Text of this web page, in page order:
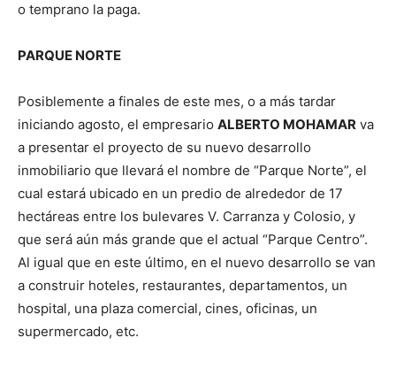
o temprano la paga.
PARQUE NORTE
Posiblemente a finales de este mes, o a más tardar
iniciando agosto, el empresario ALBERTO MOHAMAR va
a presentar el proyecto de su nuevo desarrollo
inmobiliario que llevará el nombre de “Parque Norte”, el
cual estará ubicado en un predio de alrededor de 17
hectáreas entre los bulevares V. Carranza y Colosio, y
que será aún más grande que el actual “Parque Centro”.
Al igual que en este último, en el nuevo desarrollo se van
a construir hoteles, restaurantes, departamentos, un
hospital, una plaza comercial, cines, oficinas, un
supermercado, etc.